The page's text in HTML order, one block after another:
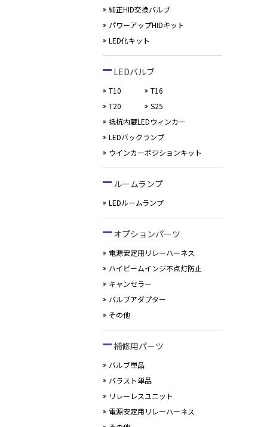
純正HID交換バルブ
パワーアップHIDキット
LED化キット
LEDバルブ
T10
T16
T20
S25
抵抗内蔵LEDウィンカー
LEDバックランプ
ウインカーポジションキット
ルームランプ
LEDルームランプ
オプションパーツ
電源安定用リレーハーネス
ハイビームインジ不点灯防止
キャンセラー
バルブアダプター
その他
補修用パーツ
バルブ単品
バラスト単品
リレーレスユニット
電源安定用リレーハーネス